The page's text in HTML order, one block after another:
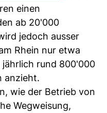
einen
ab 20'000
jedoch ausser
Rhein nur etwa
rund 800'000
anzieht.
wie der Betrieb von
Wegweisung,